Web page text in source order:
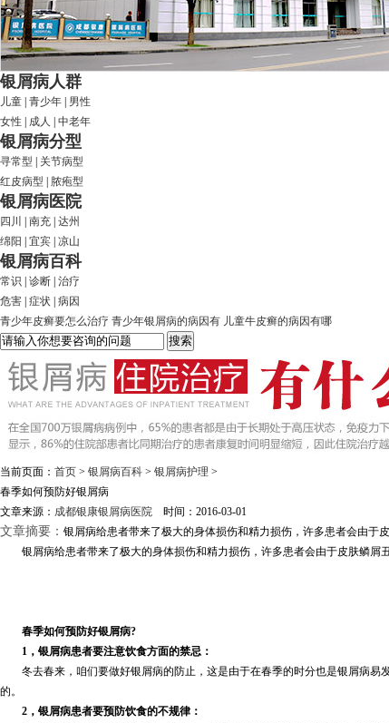
银屑病人群
儿童 青少年
男性
女性
成人 中老年
银屑病分型
寻常型
关节病型
红皮病型
脓疱型
银屑病医院
四川 南充 达州
绵阳
宜宾 凉山
银屑病百科
常识 诊断 治疗
危害 症状 病因
青少年皮癣要怎么治疗 青少年银屑病的病因有 儿童牛皮癣的病因有哪
当前页面： 首页 > 银屑病百科 > 银屑病护理 >
春季如何预防好银屑病
文章来源： 成都银康银屑病医院 时间：2016-03-01
文章摘要： 银屑病给患者带来了极大的身体损伤和精力损伤，许多患者会由于
银屑病给患者带来了极大的身体损伤和精力损伤，许多患者会由于皮肤鳞屑
春季如何预防好银屑病?
1，银屑病患者要注意饮食方面的禁忌：
冬去春来，咱们要做好银屑病的防止，这是由于在春季的时分也是银屑病易
的。
2，银屑病患者要预防饮食的不规律：